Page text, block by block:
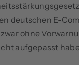
deutschen E-
ohne
aufgepasst